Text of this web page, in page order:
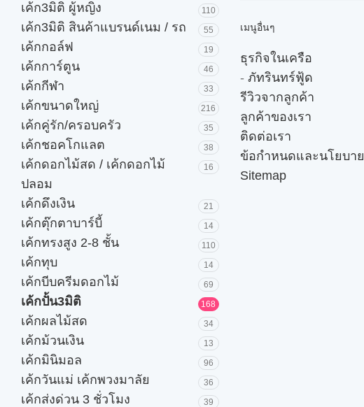
เค้ก3มิติ ผู้หญิง 110
เค้ก3มิติ สินค้าแบรนด์เนม / รถ 55
เค้กกอล์ฟ 19
เค้กการ์ตูน 46
เค้กกีฬา 33
เค้กขนาดใหญ่ 216
เค้กคู่รัก/ครอบครัว 35
เค้กชอคโกแลต 38
เค้กดอกไม้สด / เค้กดอกไม้
ปลอม
16
เค้กดึงเงิน 21
เค้กตุ๊กตาบาร์บี้ 14
เค้กทรงสูง 2-8 ชั้น 110
เค้กทุบ 14
เค้กบีบครีมดอกไม้ 69
เค้กปั้น3มิติ 168
เค้กผลไม้สด 34
เค้กม้วนเงิน 13
เค้กมินิมอล 96
เค้กวันแม่ เค้กพวงมาลัย 36
เค้กส่งด่วน 3 ชั่วโมง 39
เมนูอื่นๆ
ธุรกิจในเครือ
- ภัทรินทร์ฟู้ด
รีวิวจากลูกค้า
ลูกค้าของเรา
ติดต่อเรา
ข้อกำหนดและนโยบาย
Sitemap